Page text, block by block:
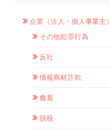
企業（法人・個人事業主）
その他犯罪行為
反社
情報商材詐欺
癒着
脱税